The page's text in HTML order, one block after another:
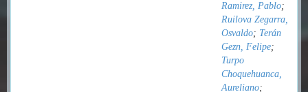
Ramirez, Pablo;
Ruilova Zegarra,
Osvaldo; Terán
Gezn, Felipe;
Turpo
Choquehuanca,
Aureliano;